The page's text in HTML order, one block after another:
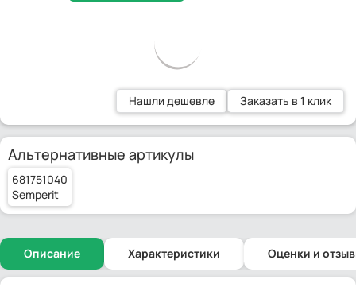
Нашли дешевле Заказать в 1 клик
Альтернативные артикулы
681751040
Semperit
Описание Характеристики Оценки и